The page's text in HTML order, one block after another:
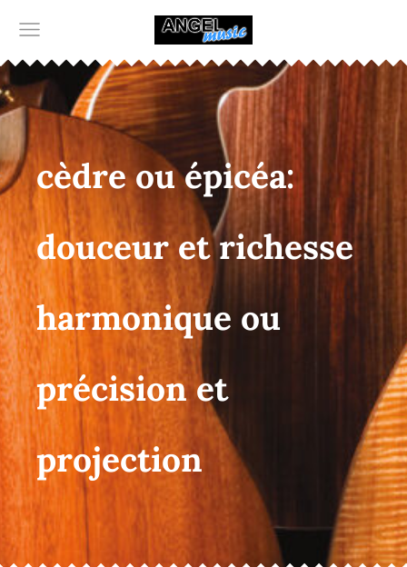
cèdre ou épicéa:
douceur et richesse
harmonique ou
précision et
projection